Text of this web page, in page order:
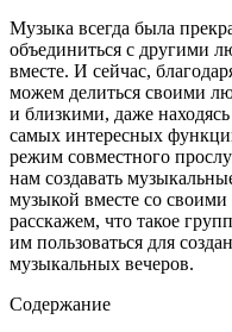
Музыка всегда была
объединиться с другими
вместе. И сейчас,
можем делиться своими
и близкими, даже
самых интересных
режим совместного
нам создавать
музыкой вместе со
расскажем, что такое
им пользоваться для
музыкальных вечеров.
Содержание